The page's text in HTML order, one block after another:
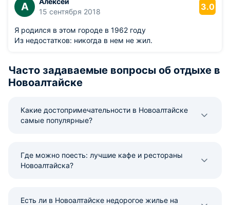
А
15 сентября 2018
3.0
Я родился в этом городе в 1962 году
Из недостатков: никогда в нем не жил.
Часто задаваемые вопросы об отдыхе в
Новоалтайске
Какие достопримечательности в Новоалтайске
самые популярные?
Где можно поесть: лучшие кафе и рестораны
Новоалтайска?
Есть ли в Новоалтайске недорогое жилье на